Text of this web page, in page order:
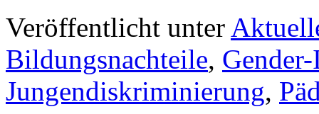
Veröffentlicht unter
Bildungsnachteile,
Jungendiskriminierung,